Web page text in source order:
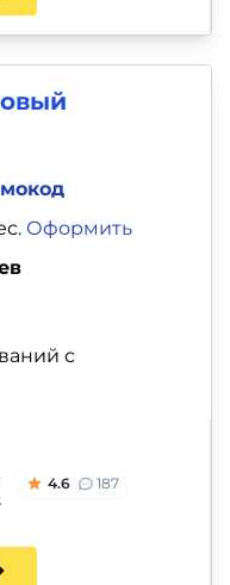
Оформить
с
4.6 187